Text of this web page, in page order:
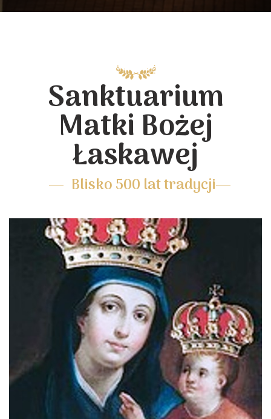
Sanktuarium
Matki Bożej
Łaskawej
Blisko 500 lat tradycji